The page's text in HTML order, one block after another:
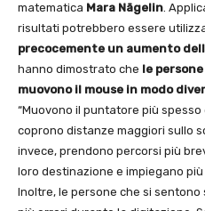
matematica Mara Nägelin.
risultati potrebbero essere
precocemente un aumento
hanno dimostrato che le
muovono il mouse in modo
“Muovono il puntatore più
coprono distanze maggiori sullo
invece, prendono percorsi più
loro destinazione e impiegano
Inoltre, le persone che si